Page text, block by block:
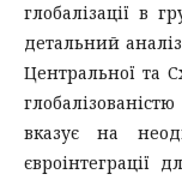
глобалізації в
детальний
Центральної та
вказує на
євроінтеграції